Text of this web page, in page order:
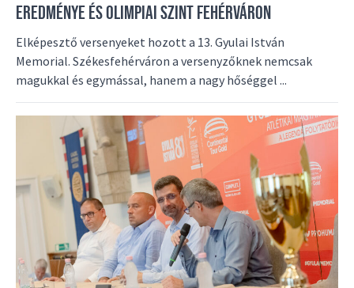
EREDMÉNYE ÉS OLIMPIAI SZINT FEHÉRVÁRON
Elképesztő versenyeket hozott a 13. Gyulai István
Memorial. Székesfehérváron a versenyzőknek nemcsak
magukkal és egymással, hanem a nagy hőséggel ...